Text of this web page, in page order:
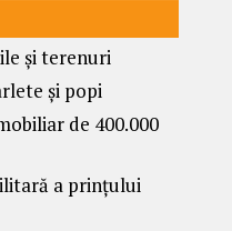
și terenuri
și popi
de 400.000
a prințului